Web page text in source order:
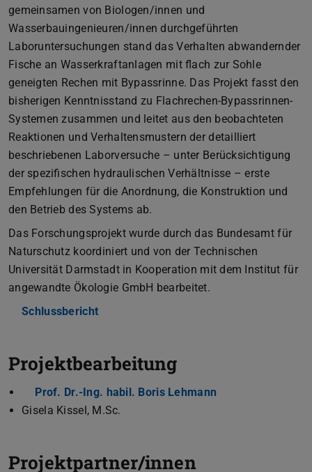
gemeinsamen von Biologen/innen und
Wasserbauingenieuren/innen durchgeführten
Laboruntersuchungen stand das Verhalten abwandernder
Fische an Wasserkraftanlagen mit flach zur Sohle
geneigten Rechen mit Bypassrinne. Das Projekt fasst den
bisherigen Kenntnisstand zu Flachrechen-Bypassrinnen-
Systemen zusammen und leitet aus den beobachteten
Reaktionen und Verhaltensmustern der detailliert
beschriebenen Laborversuche – unter Berücksichtigung
der spezifischen hydraulischen Verhältnisse – erste
Empfehlungen für die Anordnung, die Konstruktion und
den Betrieb des Systems ab.
Das Forschungsprojekt wurde durch das Bundesamt für
Naturschutz koordiniert und von der Technischen
Universität Darmstadt in Kooperation mit dem Institut für
angewandte Ökologie GmbH bearbeitet.
Schlussbericht
Projektbearbeitung
Prof. Dr.-Ing. habil. Boris Lehmann
Gisela Kissel, M.Sc.
Projektpartner/innen